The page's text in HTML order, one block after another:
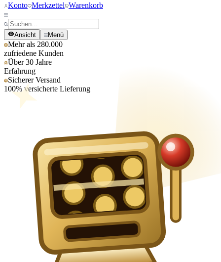
Konto Merkzettel Warenkorb
Ansicht Menü
Mehr als 280.000
zufriedene Kunden
Über 30 Jahre
Erfahrung
Sicherer Versand
100% versicherte Lieferung